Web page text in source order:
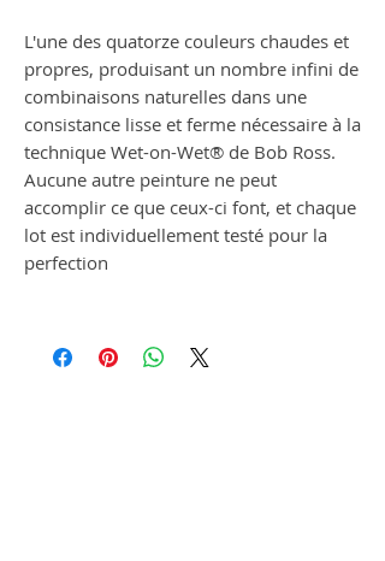
L'une des quatorze couleurs chaudes et
propres, produisant un nombre infini de
combinaisons naturelles dans une
consistance lisse et ferme nécessaire à la
technique Wet-on-Wet® de Bob Ross.
Aucune autre peinture ne peut
accomplir ce que ceux-ci font, et chaque
lot est individuellement testé pour la
perfection